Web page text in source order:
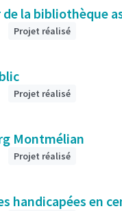
la bibliothèque
Projet réalisé
Projet réalisé
Montmélian
Projet réalisé
handicapées en